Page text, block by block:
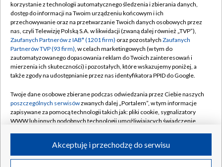
TVP
Abonament TVP
Emisja w TVP
Centrum informacji TVP
Naziemna Telewizja Cyfrowa
Rada Programowa
System NOS
Informacje o nadawcy
Program dla prasy
Regulamin TVP
Polityka prywatności
Moje zgody
Pomoc
Kontakt
Kanały
©2026 Telewizja Polska S.A. w likwidacji
korzystanie z technologii automatycznego śledzenia i zbierania danych,
dostęp do informacji na Twoim urządzeniu końcowym i ich
przechowywanie oraz na przetwarzanie Twoich danych osobowych przez
nas, czyli Telewizję Polską S.A. w likwidacji (zwaną dalej również „TVP”),
Zaufanych Partnerów z IAB* (1201 firm) oraz pozostałych Zaufanych
Partnerów TVP (93 firm), w celach marketingowych (w tym do
zautomatyzowanego dopasowania reklam do Twoich zainteresowań i
mierzenia ich skuteczności) i pozostałych, które wskazujemy poniżej, a
także zgody na udostępnianie przez nas identyfikatora PPID do Google.
Twoje dane osobowe zbierane podczas odwiedzania przez Ciebie naszych
poszczególnych serwisówzwanych dalej „Portalem”, w tym informacje
zapisywane za pomocą technologii takich jak: pliki cookie, sygnalizatory
WWW lub innych podobnych technologii umożliwiających świadczenie
ruchu w Internecie.Akceptuję i przechodzę do serwisu